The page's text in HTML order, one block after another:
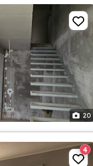
20
4